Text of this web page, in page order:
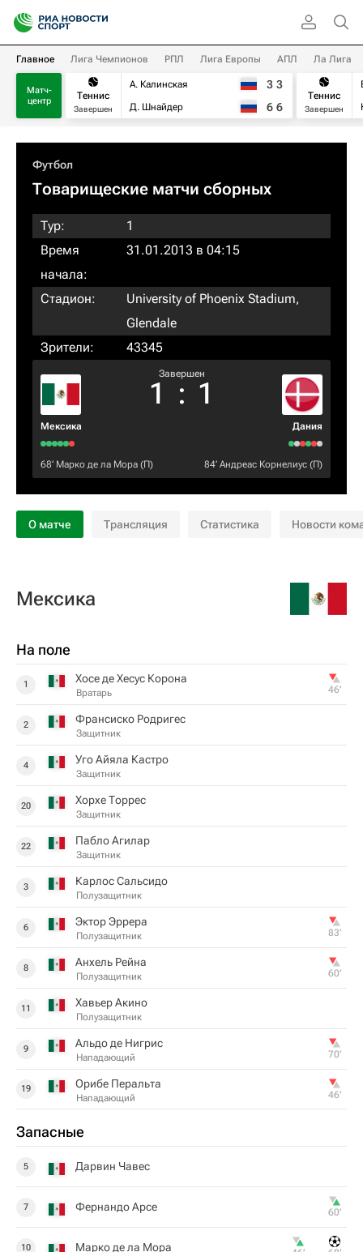
Главное Лига Чемпионов РПЛ Лига Европы АПЛ Ла Лига
Матч-
центр
Теннис
Завершен
А. Калинская
Д. Шнайдер
3 3
6 6
Теннис
Завершен
Футбол
Товарищеские матчи сборных
Тур:
1
Время
начала:
31.01.2013 в 04:15
Стадион:
University of Phoenix Stadium,
Glendale
Зрители:
43345
Мексика
Завершен
1 : 1
Дания
68‎’‎ Марко де ла Мора (П) 84‎’‎ Андреас Корнелиус (П)
О матче Трансляция Статистика Новости
Мексика
На поле
1 Хосе де Хесус Корона
Вратарь 46‎’‎
2 Франсиско Родригес
Защитник
4 Уго Айяла Кастро
Защитник
20 Хорхе Торрес
Защитник
22 Пабло Агилар
Защитник
3 Карлос Сальсидо
Полузащитник
6 Эктор Эррера
Полузащитник 83‎’‎
8 Анхель Рейна
Полузащитник 60‎’‎
11 Хавьер Акино
Полузащитник
9 Альдо де Нигрис
Нападающий 70‎’‎
19 Орибе Перальта
Нападающий 46‎’‎
Запасные
5 Дарвин Чавес
7 Фернандо Арсе 60‎’‎
10 Марко де ла Мора